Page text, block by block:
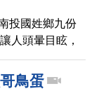
投國姓鄉九份
人頭暈目眩，
鳥蛋